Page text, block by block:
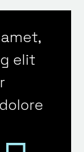
elit